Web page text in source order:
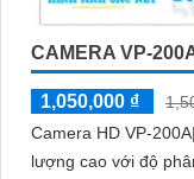
CAMERA VP-
1,050,000 ₫
Camera HD VP-
lượng cao với độ